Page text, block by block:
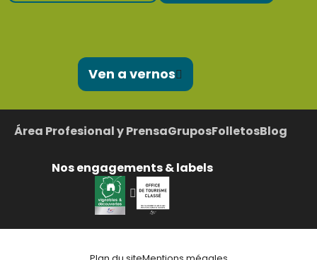
Ven a vernos
Área Profesional y PrensaGruposFolletosBlog
Nos engagements & labels